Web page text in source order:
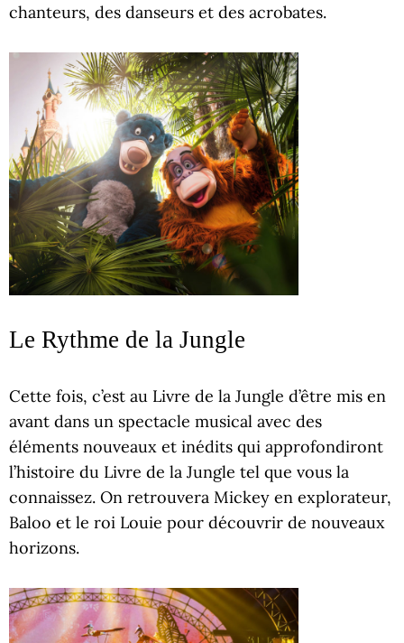
chanteurs, des danseurs et des acrobates.
Le Rythme de la Jungle
Cette fois, c’est au Livre de la Jungle d’être mis en
avant dans un spectacle musical avec des
éléments nouveaux et inédits qui approfondiront
l’histoire du Livre de la Jungle tel que vous la
connaissez. On retrouvera Mickey en explorateur,
Baloo et le roi Louie pour découvrir de nouveaux
horizons.